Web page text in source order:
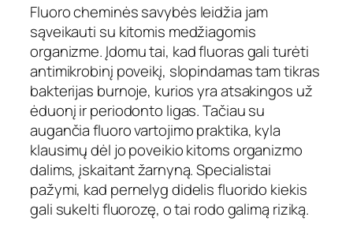
Fluoro cheminės savybės leidžia jam
sąveikauti su kitomis medžiagomis
organizme. Įdomu tai, kad fluoras gali turėti
antimikrobinį poveikį, slopindamas tam tikras
bakterijas burnoje, kurios yra atsakingos už
ėduonį ir periodonto ligas. Tačiau su
augančia fluoro vartojimo praktika, kyla
klausimų dėl jo poveikio kitoms organizmo
dalims, įskaitant žarnyną. Specialistai
pažymi, kad pernelyg didelis fluorido kiekis
gali sukelti fluorozę, o tai rodo galimą riziką.